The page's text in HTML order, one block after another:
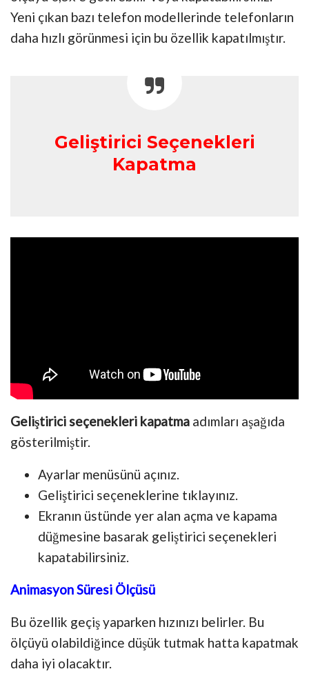
Yeni çıkan bazı telefon modellerinde telefonların
daha hızlı görünmesi için bu özellik kapatılmıştır.
Geliştirici Seçenekleri
Kapatma
Geliştirici seçenekleri kapatma adımları aşağıda
gösterilmiştir.
Ayarlar menüsünü açınız.
Geliştirici seçeneklerine tıklayınız.
Ekranın üstünde yer alan açma ve kapama
düğmesine basarak geliştirici seçenekleri
kapatabilirsiniz.
Animasyon Süresi Ölçüsü
Bu özellik geçiş yaparken hızınızı belirler. Bu
ölçüyü olabildiğince düşük tutmak hatta kapatmak
daha iyi olacaktır.